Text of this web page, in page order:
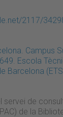
2117/
Campus
Escola
Barcelona
servei de
de la